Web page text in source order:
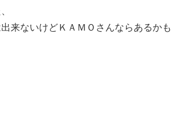
来ないけどＫＡＭＯさんならあるかも